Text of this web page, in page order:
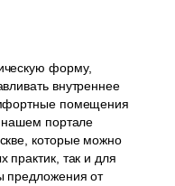
форму,
внутреннее
помещения
нашем портале
которые можно
практик, так и для
предложения от